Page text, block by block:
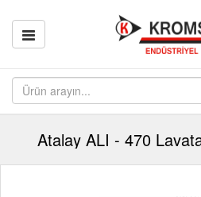
Atalay ALI - 470